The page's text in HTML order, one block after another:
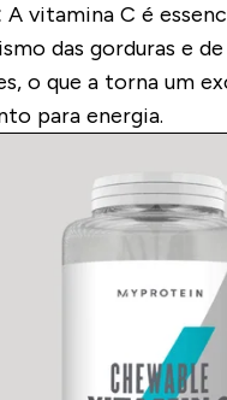
A vitamina C é
das gorduras e
o que a torna um
para energia.